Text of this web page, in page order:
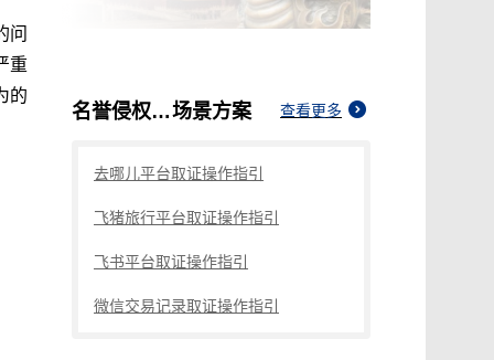
问
重
的
名誉侵权如何起诉对方场景方案 查看更多
去哪儿平台取证操作指引
飞猪旅行平台取证操作指引
飞书平台取证操作指引
微信交易记录取证操作指引